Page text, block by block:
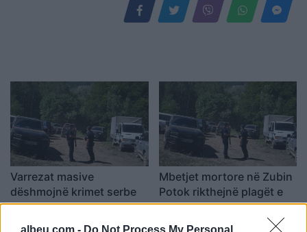
albeu.com - Do Not Process My Personal
Varrezat masive
dëshmojnë krimet serbe
në Kosovë, ndërsa
përgjegjësit ende nuk janë
Mbetjet mortore në Zubin
Potok rikthejnë plagët e
luftës, Fehlinger kërkon
drejtësi dhe trysni mbi